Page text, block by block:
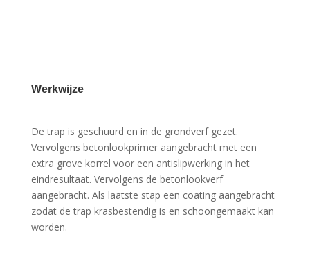
Werkwijze
De trap is geschuurd en in de grondverf gezet.
Vervolgens betonlookprimer aangebracht met een
extra grove korrel voor een antislipwerking in het
eindresultaat. Vervolgens de betonlookverf
aangebracht. Als laatste stap een coating aangebracht
zodat de trap krasbestendig is en schoongemaakt kan
worden.